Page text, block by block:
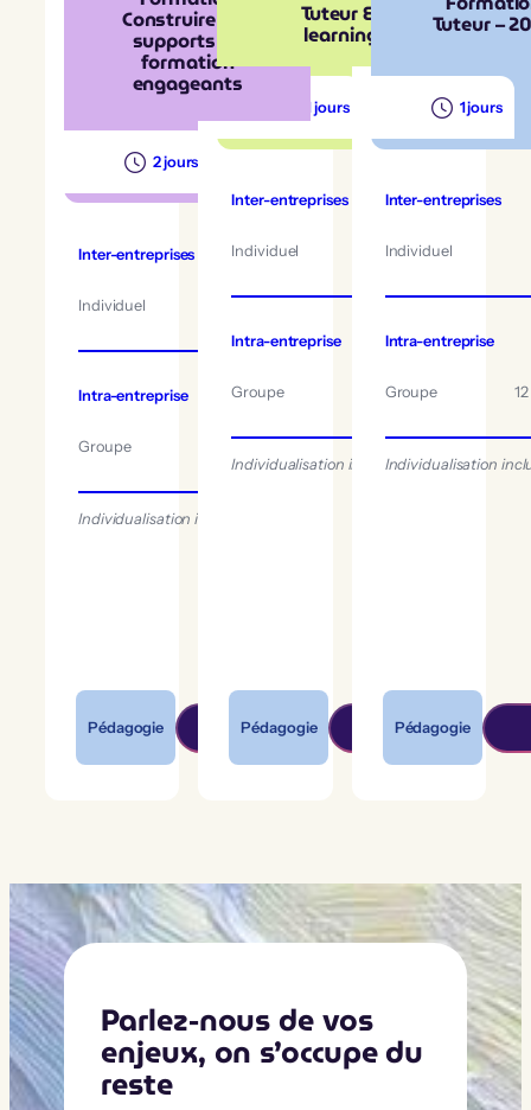
Construire des
supports de
formation
engageants
2 jours
Inter-entreprises
Individuel
600 €
Intra-entreprise
Groupe
2850 €
Individualisation incluse
Pédagogie
Tuteur E-
learning
1 jours
Inter-entreprises
Individuel
250 €
par pers.
Intra-entreprise
Groupe
250 €
12 pers. max.
Individualisation incluse
Pédagogie
Tuteur –
1 jours
Inter-entreprises
Individuel
Intra-entreprise
Groupe
Individualisation
Pédagogie
Parlez-nous de vos
enjeux, on s’occupe du
reste